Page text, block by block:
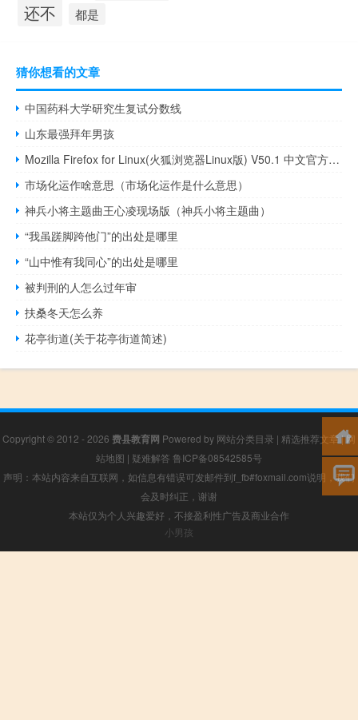
还不 都是
猜你想看的文章
中国药科大学研究生复试分数线
山东最强拜年男孩
Mozilla Firefox for Linux(火狐浏览器Linux版) V50.1 中文官方最新版（Mozilla Firefox for Linux(火狐浏览器Linux版) V50.1 中文官方最新版功能简介）
市场化运作啥意思（市场化运作是什么意思）
神兵小将主题曲王心凌现场版（神兵小将主题曲）
“我虽蹉脚跨他门”的出处是哪里
“山中惟有我同心”的出处是哪里
被判刑的人怎么过年审
扶桑冬天怎么养
花亭街道(关于花亭街道简述)
Copyright © 2012 - 2026 费县教育网 Powered by 网站分类目录 | 精选推荐文章|网
站地图 | 疑难解答 鲁ICP备08542585号
声明：本站内容来自互联网，如信息有错误可发邮件到f_fb#foxmail.com说明，我们
会及时纠正，谢谢
本站仅为个人兴趣爱好，不接盈利性广告及商业合作
小男孩